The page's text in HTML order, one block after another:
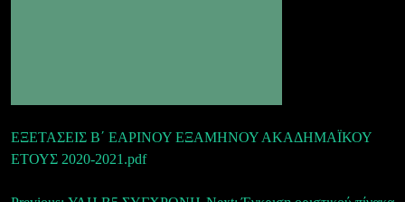
ΕΞΕΤΑΣΕΙΣ Β΄ ΕΑΡΙΝΟΥ ΕΞΑΜΗΝΟΥ ΑΚΑΔΗΜΑΪΚΟΥ
ΕΤΟΥΣ 2020-2021.pdf